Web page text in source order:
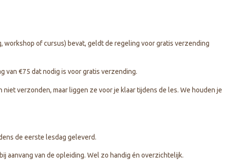
of cursus) bevat, geldt de regeling voor gratis verzending
van €75 dat nodig is voor gratis verzending.
verzonden, maar liggen ze voor je klaar tijdens de les. We houden je
de eerste lesdag geleverd.
aanvang van de opleiding. Wel zo handig én overzichtelijk.